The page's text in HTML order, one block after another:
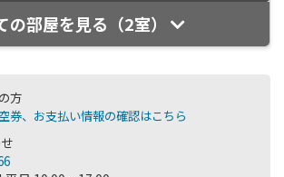
の部屋を見る（2室）
方
券、お支払い情報の確認はこちら